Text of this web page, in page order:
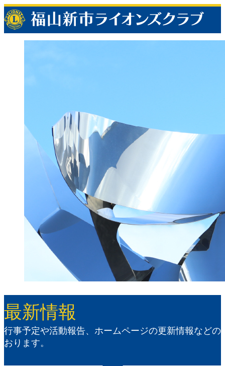
最新情報
行事予定や活動報告、ホームページの更新情報などの
おります。